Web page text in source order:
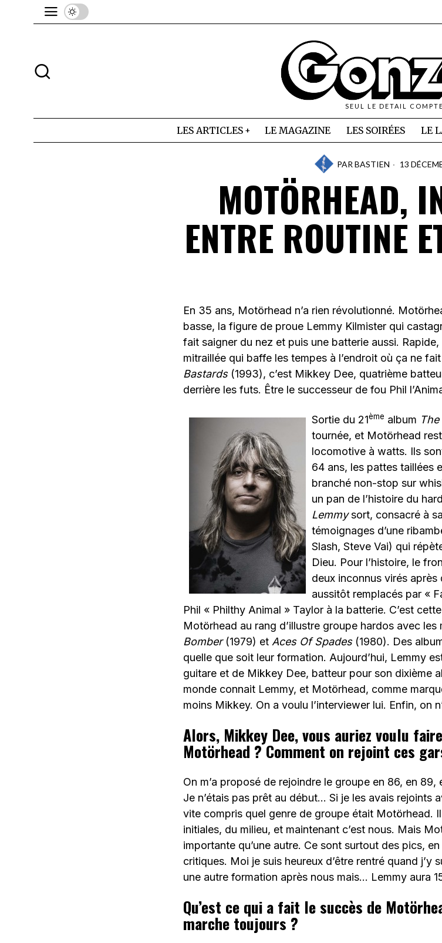
SEUL LE DETAIL COMPTE
LES ARTICLES LE MAGAZINE LES SOIRÉES LE
PAR BASTIEN 13
MOTÖRHEAD,
ENTRE ROUTINE
En 35 ans, Motörhead n’a rien révolutionné.
basse, la figure de proue Lemmy Kilmister qui
fait saigner du nez et puis une batterie aussi.
mitraillée qui baffe les tempes à l’endroit où ça ne
Bastards(1993), c’est Mikkey Dee, quatrième
derrière les futs. Être le successeur de fou Phil
Sortie du 21ème album
tournée, et Motörhead
locomotive à watts. Ils
64 ans, les pattes taillées
branché non-stop sur
un pan de l’histoire du
Lemmysort, consacré à
témoignages d’une
Slash, Steve Vai) qui
Dieu. Pour l’histoire, le
deux inconnus virés
aussitôt remplacés par «
Phil « Philthy Animal » Taylor à la batterie. C’est
Motörhead au rang d’illustre groupe hardos avec les
Bomber(1979) et Aces Of Spades(1980). Des
quelle que soit leur formation. Aujourd’hui, Lemmy
guitare et de Mikkey Dee, batteur pour son dixième
monde connait Lemmy, et Motörhead, comme
moins Mikkey. On a voulu l’interviewer lui. Enfin, on
Alors, Mikkey Dee, vous auriez voulu
Motörhead ? Comment on rejoint ces
On m’a proposé de rejoindre le groupe en 86, en 89,
Je n’étais pas prêt au début… Si je les avais rejoints
vite compris quel genre de groupe était Motörhead.
initiales, du milieu, et maintenant c’est nous. Mais
importante qu’une autre. Ce sont surtout des pics,
critiques. Moi je suis heureux d’être rentré quand j’y
une autre formation après nous mais… Lemmy aura
Qu’est ce qui a fait le succès de
marche toujours ?